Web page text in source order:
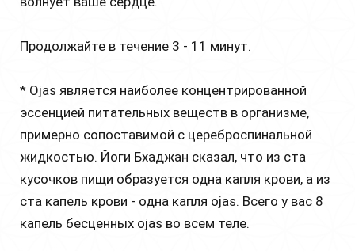
Продолжайте в течение 3 - 11 минут.
* Ojas является наиболее концентрированной
эссенцией питательных веществ в организме,
примерно сопоставимой с цереброспинальной
жидкостью. Йоги Бхаджан сказал, что из ста
кусочков пищи образуется одна капля крови, а из
ста капель крови - одна капля ojas. Всего у вас 8
капель бесценных ojas во всем теле.